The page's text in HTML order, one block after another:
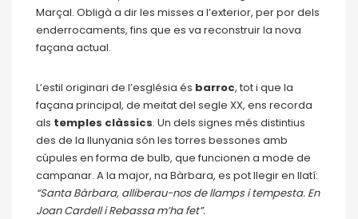
Marçal. Obligà a dir les misses a l’exterior, per por dels
enderrocaments, fins que es va reconstruir la nova
façana actual.
L’estil originari de l’església és barroc, tot i que la
façana principal, de meitat del segle XX, ens recorda
als temples clàssics. Un dels signes més distintius
des de la llunyania són les torres bessones amb
cúpules en forma de bulb, que funcionen a mode de
campanar. A la major, na Bàrbara, es pot llegir en llatí:
“Santa Bàrbara, alliberau-nos de llamps i tempesta. En
Joan Cardell i Rebassa m’ha fet”.